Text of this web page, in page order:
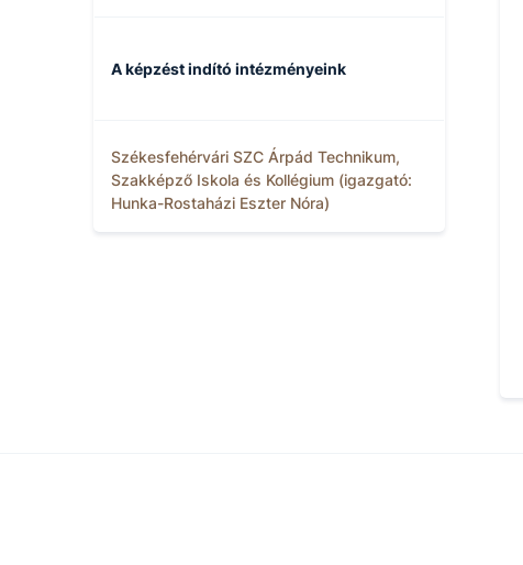
A képzést indító intézményeink
Székesfehérvári SZC Árpád Technikum,
Szakképző Iskola és Kollégium (igazgató:
Hunka-Rostaházi Eszter Nóra)